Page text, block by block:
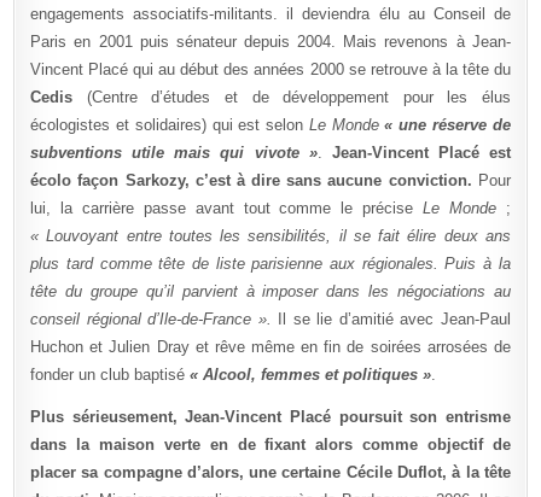
engagements associatifs-militants. il deviendra élu au Conseil de
Paris en 2001 puis sénateur depuis 2004. Mais revenons à Jean-
Vincent Placé qui au début des années 2000 se retrouve à la tête du
Cedis (Centre d’études et de développement pour les élus
écologistes et solidaires) qui est selon Le Monde « une réserve de
subventions utile mais qui vivote ». Jean-Vincent Placé est
écolo façon Sarkozy, c’est à dire sans aucune conviction. Pour
lui, la carrière passe avant tout comme le préciseLe Monde;
« Louvoyant entre toutes les sensibilités, il se fait élire deux ans
plus tard comme tête de liste parisienne aux régionales. Puis à la
tête du groupe qu’il parvient à imposer dans les négociations au
conseil régional d’Ile-de-France ».
Il se lie d’amitié avec Jean-Paul
Huchon et Julien Dray et rêve même en fin de soirées arrosées de
fonder un club baptisé« Alcool, femmes et politiques ».
Plus sérieusement, Jean-Vincent Placé poursuit son entrisme
dans la maison verte en de fixant alors comme objectif de
placer sa compagne d’alors, une certaine Cécile Duflot, à la tête